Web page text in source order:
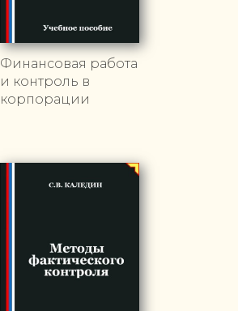
Финансовая работа
и контроль в
корпорации